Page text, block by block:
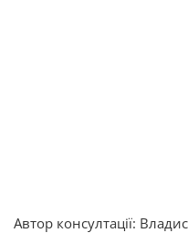
Автор консултації: